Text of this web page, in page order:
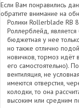
Если Вам понравились
обратите внимание на
Ролики Rollerblade RB
Роллерблейд, является
бюджетная у нее
но также отлично
новичков, тормоз идёт
его самостоятельно).
вентиляция, не
имеются отверстия,
колодки, то она
высоким или средним